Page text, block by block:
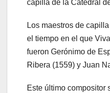
capilla de la Catedral
Los maestros de
el tiempo en el que
fueron Gerónimo de
Ribera (1559) y Juan
Este último compositor